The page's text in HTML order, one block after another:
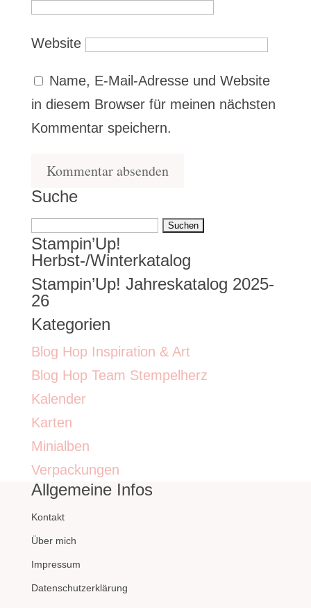
Website
Name, E-Mail-Adresse und Website
in diesem Browser für meinen nächsten
Kommentar speichern.
Suche
Suchen
nach:
Stampin’Up!
Herbst-/Winterkatalog
Stampin’Up! Jahreskatalog 2025-
26
Kategorien
Blog Hop Inspiration & Art
Blog Hop Team Stempelherz
Kalender
Karten
Minialben
Verpackungen
Allgemeine Infos
Kontakt
Über mich
Impressum
Datenschutzerklärung